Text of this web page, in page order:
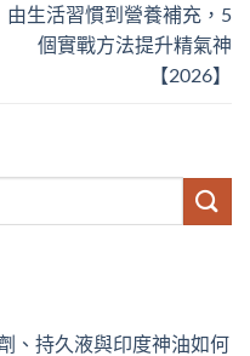
｜由生活習慣到營養補充，5
個實戰方法提升精氣神
【2026】
、持久液與印度神油如何